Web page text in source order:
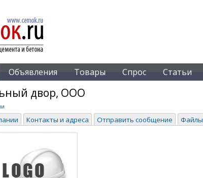
Объявления Товары Спрос Статьи
двор, ООО
Контакты и адреса Отправить сообщение Файлы